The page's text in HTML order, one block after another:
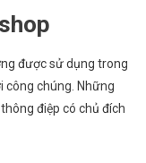
được sử dụng trong
công chúng. Những
điệp có chủ đích